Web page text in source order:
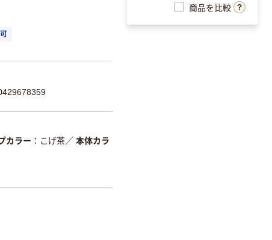
カラー こげ茶／ 本体カラ
商品を比較